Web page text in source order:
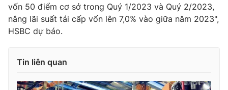
Ðiện thoại Thời báo VTV:024.66 897 897
Email: toasoan@vtv.vn
Liên hệ quảng cáo:
vốn 50 điểm cơ sở trong Quý 1/2023 và Quý 2/2023,
nâng lãi suất tái cấp vốn lên 7,0% vào giữa năm 2023",
HSBC dự báo.
Tin liên quan